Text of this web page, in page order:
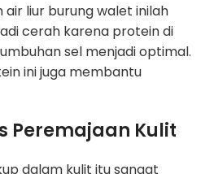
liur burung walet inilah
cerah karena protein di
sel menjadi optimal.
ini juga membantu
Peremajaan Kulit
dalam kulit itu sangat